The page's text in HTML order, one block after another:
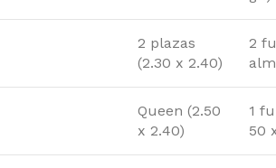
2 plazas
(2.30 x 2.40)
2
Queen (2.50
x 2.40)
1
50